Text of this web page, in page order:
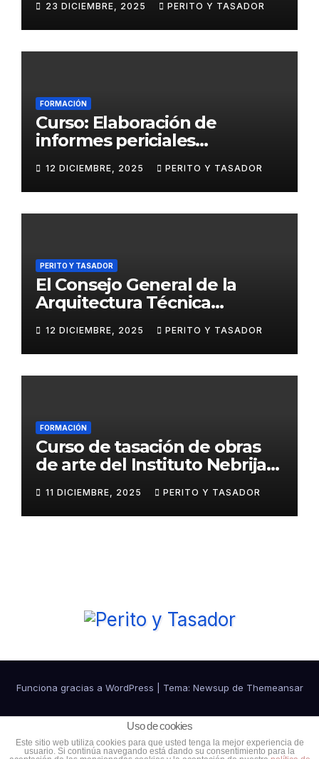
23 DICIEMBRE, 2025 PERITO Y TASADOR
FORMACIÓN
Curso: Elaboración de
informes periciales
penal
12 DICIEMBRE, 2025 PERITO Y TASADOR
PERITO Y TASADOR
El Consejo General de la
Arquitectura Técnica
tasadores hipotecarios
12 DICIEMBRE, 2025 PERITO Y TASADOR
FORMACIÓN
Curso de tasación de obras
de arte del Instituto Nebrija
11 DICIEMBRE, 2025 PERITO Y TASADOR
Funciona gracias a WordPress Tema: Newsup de Themeansar
Política de cookiesPolítica de Privacidad
Ventajas para colaboradores
Uso de cookies
Este sitio web utiliza cookies para que usted tenga la mejor experiencia de
usuario. Si continúa navegando está dando su consentimiento para la